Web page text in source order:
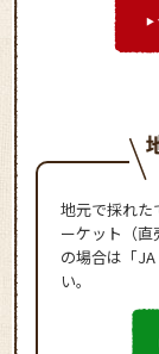
地元で採れ
ーケット（
の場合は「
い。